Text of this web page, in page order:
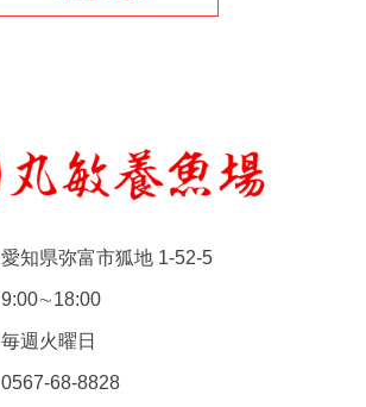
愛知県弥富市狐地 1-52-5
9:00∼18:00
毎週火曜日
0567-68-8828